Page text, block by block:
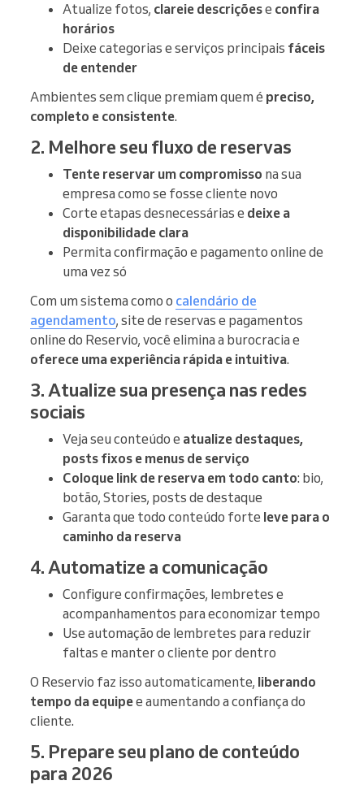
Atualize fotos, clareie descriçõese confira
horários
Deixe categorias e serviços principais fáceis
de entender
Ambientes sem clique premiam quem é preciso,
completo e consistente.
2. Melhore seu fluxo de reservas
Tente reservar um compromisso na sua
empresa como se fosse cliente novo
Corte etapas desnecessárias e deixe a
disponibilidade clara
Permita confirmação e pagamento online de
uma vez só
Com um sistema como o calendário de
agendamento, site de reservas e pagamentos
online do Reservio, você elimina a burocracia e
oferece uma experiência rápida e intuitiva.
3. Atualize sua presença nas redes
sociais
Veja seu conteúdo e atualize destaques,
posts fixos e menus de serviço
Coloque link de reserva em todo canto: bio,
botão, Stories, posts de destaque
Garanta que todo conteúdo forte leve para o
caminho da reserva
4. Automatize a comunicação
Configure confirmações, lembretes e
acompanhamentos para economizar tempo
Use automação de lembretes para reduzir
faltas e manter o cliente por dentro
O Reservio faz isso automaticamente, liberando
tempo da equipee aumentando a confiança do
cliente.
5. Prepare seu plano de conteúdo
para 2026